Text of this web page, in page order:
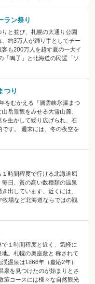
ラン祭り
りと並び、札幌の大通り公園
約3万人が踊り手としてチー
客も200万人を超す夏の一大イ
「鳴子」と北海道の民謡「ソ
つり
をむかえる「層雲峡氷瀑まつ
岳景観をみせる大雪山麓、
を生かして繰り広げられ、石
す。 週末には、冬の夜空を
時間程度で行ける北海道屈
日、質の高い数種類の温泉
出しています。近くには、
場など北海道ならではの観
１時間程度と近く、気軽に
。札幌の奥座敷と 称されて
温泉は1866年（慶応2年）
泉を見つけたのが始まりとさ
策コースには様々な自然観光